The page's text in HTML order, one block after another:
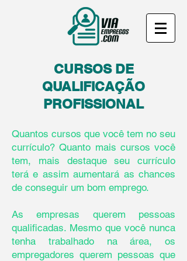
CURSOS DE
QUALIFICAÇÃO
PROFISSIONAL
Quantos cursos que você tem no seu
currículo? Quanto mais cursos você
tem, mais destaque seu currículo
terá e assim aumentará as chances
de conseguir um bom emprego.
As empresas querem pessoas
qualificadas. Mesmo que você nunca
tenha trabalhado na área, os
empregadores querem pessoas que